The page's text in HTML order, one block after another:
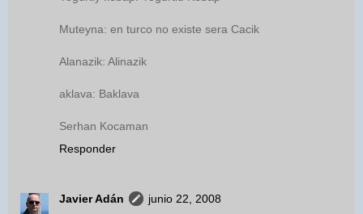
Muteyna: en turco no existe sera Cacik
Alanazik: Alinazik
aklava: Baklava
Serhan Kocaman
Responder
Javier Adán
junio 22, 2008